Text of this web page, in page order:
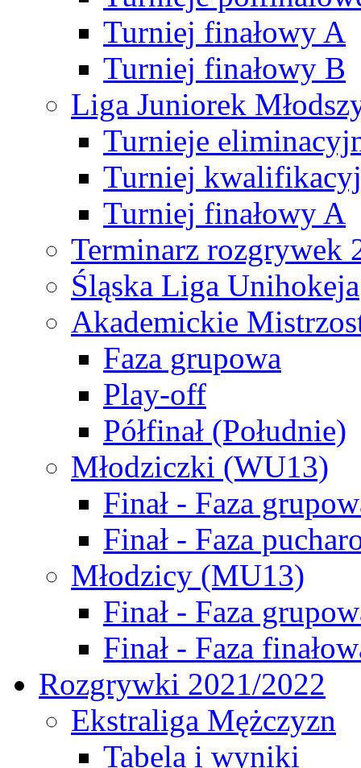
Turniej finałowy A
Turniej finałowy B
Liga Juniorek
Turnieje
Turniej
Turniej finałowy A
Terminarz rozgrywek
Śląska Liga Unihokeja
Akademickie
Faza grupowa
Play-off
Półfinał (Południe)
Młodziczki (WU13)
Finał - Faza
Finał - Faza
Młodzicy (MU13)
Finał - Faza
Finał - Faza
Rozgrywki 2021/2022
Ekstraliga Mężczyzn
Tabela i wyniki